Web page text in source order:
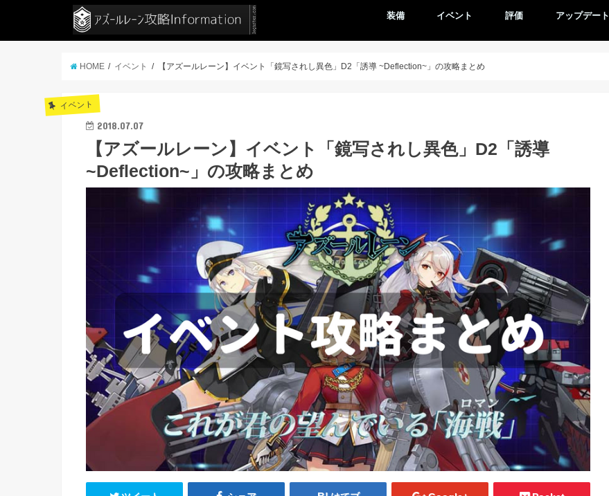
装備 イベント 評価 アップデート
HOME イベント 【アズールレーン】イベント「鏡写されし異色」D2「誘導 ~Deflection~」の攻略まとめ
イベント
2018.07.07
【アズールレーン】イベント「鏡写されし異色」D2「誘導
~Deflection~」の攻略まとめ